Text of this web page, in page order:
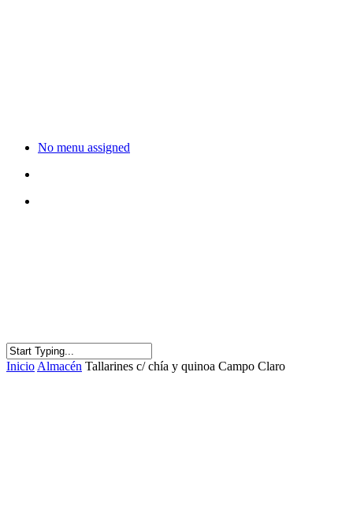
No menu assigned
Inicio Almacén Tallarines c/ chía y quinoa Campo Claro